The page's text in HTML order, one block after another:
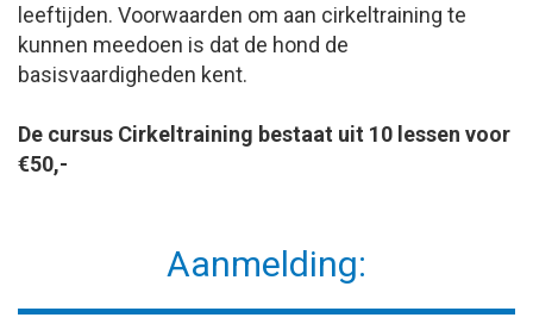
leeftijden. Voorwaarden om aan cirkeltraining te
kunnen meedoen is dat de hond de
basisvaardigheden kent.
De cursus Cirkeltraining bestaat uit 10 lessen voor
€50,-
Aanmelding: